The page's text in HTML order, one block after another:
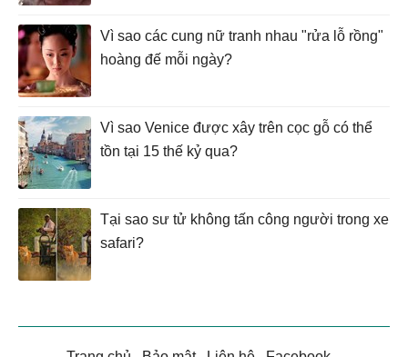
Vì sao các cung nữ tranh nhau "rửa lỗ rồng"
hoàng đế mỗi ngày?
Vì sao Venice được xây trên cọc gỗ có thể
tồn tại 15 thế kỷ qua?
Tại sao sư tử không tấn công người trong xe
safari?